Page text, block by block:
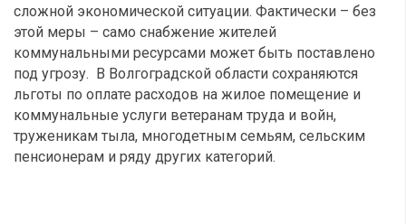
сложной экономической ситуации. Фактически – без
этой меры – само снабжение жителей
коммунальными ресурсами может быть поставлено
под угрозу. В Волгоградской области сохраняются
льготы по оплате расходов на жилое помещение и
коммунальные услуги ветеранам труда и войн,
труженикам тыла, многодетным семьям, сельским
пенсионерам и ряду других категорий.